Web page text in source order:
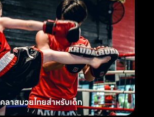
คลาสมวยไทยสำหรับเด็ก